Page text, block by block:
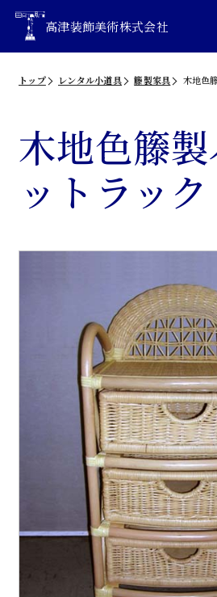
高津装飾美術株式会社
トップ レンタル小道具 籐製家具 木地色
木地色籐
ットラック